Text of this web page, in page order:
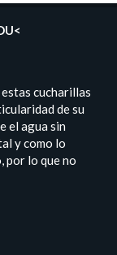
cucharillas
de su
el agua sin
y como lo
por lo que no